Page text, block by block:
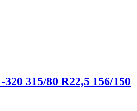
320 315/80 R22,5 156/150